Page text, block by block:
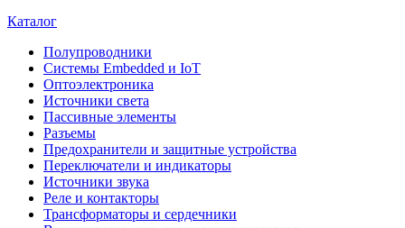
Каталог
Полупроводники
Системы Embedded и IoT
Oптоэлектроника
Источники света
Пассивные элементы
Разъeмы
Предохранители и защитные устройства
Переключатели и индикаторы
Источники звука
Реле и контакторы
Трансформаторы и сердечники